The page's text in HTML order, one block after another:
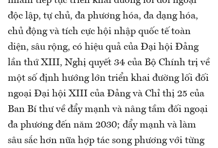
độc lập, tự chủ, đa phương hóa, đa dạng hóa,
chủ động và tích cực hội nhập quốc tế toàn
diện, sâu rộng, có hiệu quả của Đại hội Đảng
lần thứ XIII, Nghị quyết 34 của Bộ Chính trị về
một số định hướng lớn triển khai đường lối đối
ngoại Đại hội XIII của Đảng và Chỉ thị 25 của
Ban Bí thư về đẩy mạnh và nâng tầm đối ngoại
đa phương đến năm 2030; đẩy mạnh và làm
sâu sắc hơn nữa hợp tác song phương với từng